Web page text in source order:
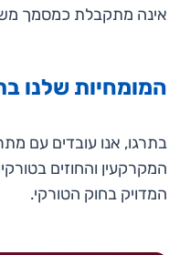
אינה מתקבלת כמסמך
המומחיות שלנו
בתרגו, אנו עובדים עם
המקרקעין והחוזים
המדויק בחוק הטורקי.